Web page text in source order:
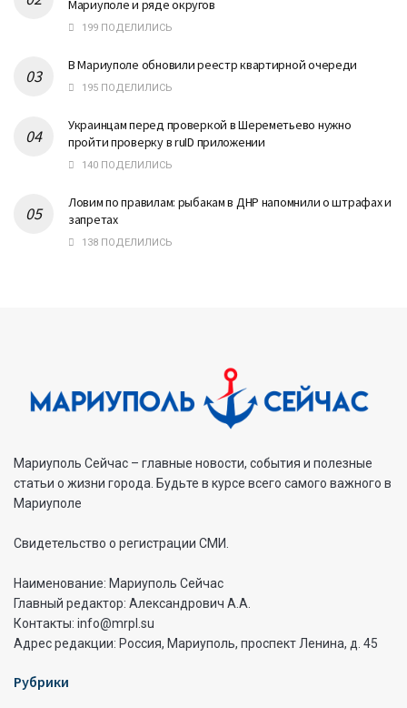
Мариуполе и ряде округов
199 ПОДЕЛИЛИСЬ
В Мариуполе обновили реестр квартирной очереди
195 ПОДЕЛИЛИСЬ
Украинцам перед проверкой в Шереметьево нужно
пройти проверку в ruID приложении
140 ПОДЕЛИЛИСЬ
Ловим по правилам: рыбакам в ДНР напомнили о штрафах и
запретах
138 ПОДЕЛИЛИСЬ
Мариуполь Сейчас – главные новости, события и полезные
статьи о жизни города. Будьте в курсе всего самого важного в
Мариуполе
Свидетельство о регистрации СМИ.
Наименование: Мариуполь Сейчас
Главный редактор: Александрович А.А.
Контакты: info@mrpl.su
Адрес редакции: Россия, Мариуполь, проспект Ленина, д. 45
Рубрики